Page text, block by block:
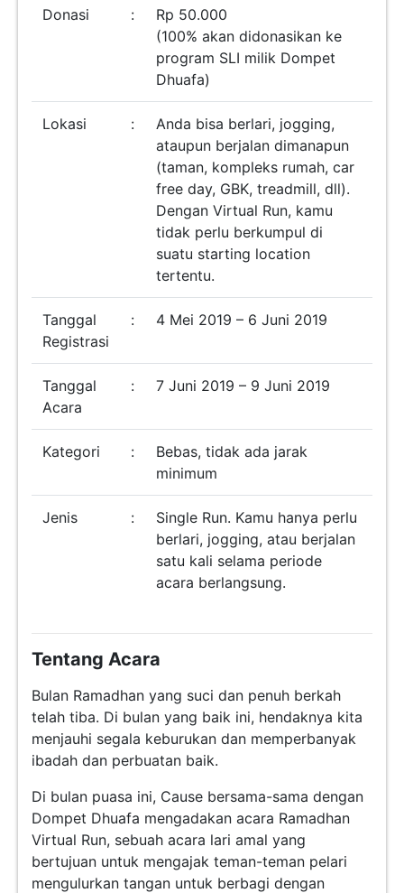
Donasi :
Rp 50.000
(100% akan didonasikan ke
program SLI milik Dompet
Dhuafa)
Lokasi :
Anda bisa berlari, jogging,
ataupun berjalan dimanapun
(taman, kompleks rumah, car
free day, GBK, treadmill, dll).
Dengan Virtual Run, kamu
tidak perlu berkumpul di
suatu starting location
tertentu.
Tanggal
Registrasi
: 4 Mei 2019 – 6 Juni 2019
Tanggal
Acara
: 7 Juni 2019 – 9 Juni 2019
Kategori :
Bebas, tidak ada jarak
minimum
Jenis :
Single Run. Kamu hanya perlu
berlari, jogging, atau berjalan
satu kali selama periode
acara berlangsung.
Tentang Acara
Bulan Ramadhan yang suci dan penuh berkah
telah tiba. Di bulan yang baik ini, hendaknya kita
menjauhi segala keburukan dan memperbanyak
ibadah dan perbuatan baik.
Di bulan puasa ini, Cause bersama-sama dengan
Dompet Dhuafa mengadakan acara Ramadhan
Virtual Run, sebuah acara lari amal yang
bertujuan untuk mengajak teman-teman pelari
mengulurkan tangan untuk berbagi dengan